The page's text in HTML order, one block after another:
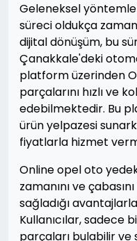
Geleneksel
süreci oldukça
dijital dönüşüm, bu
Çanakkale'deki
platform üzerinden
parçalarını hızlı ve
edebilmektedir. Bu
ürün yelpazesi
fiyatlarla hizmet
Online opel oto
zamanını ve
sağladığı
Kullanıcılar, sadece
parçaları bulabilir ve